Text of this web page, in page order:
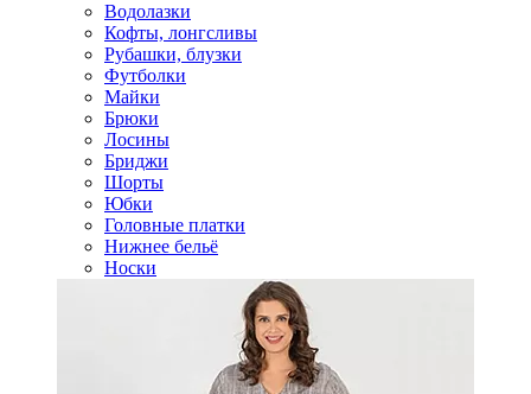
Водолазки
Кофты, лонгсливы
Рубашки, блузки
Футболки
Майки
Брюки
Лосины
Бриджи
Шорты
Юбки
Головные платки
Нижнее бельё
Носки